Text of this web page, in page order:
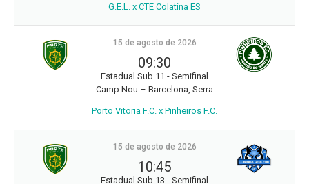
G.E.L. x CTE Colatina ES
15 de agosto de 2026
09:30
Estadual Sub 11 - Semifinal
Camp Nou – Barcelona, Serra
Porto Vitoria F.C. x Pinheiros F.C.
15 de agosto de 2026
10:45
Estadual Sub 13 - Semifinal